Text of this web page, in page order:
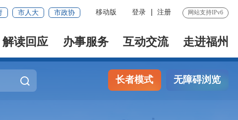
市人大 市政协 移动版 登录 注册 网站支持IPv6
解读回应 办事服务 互动交流 走进福州
长者模式 无障碍浏览